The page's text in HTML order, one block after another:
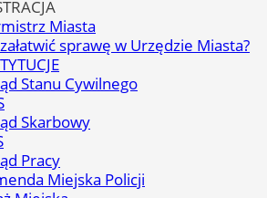
Miasta
sprawę w Urzędzie Miasta?
Stanu Cywilnego
Skarbowy
Pracy
Miejska Policji